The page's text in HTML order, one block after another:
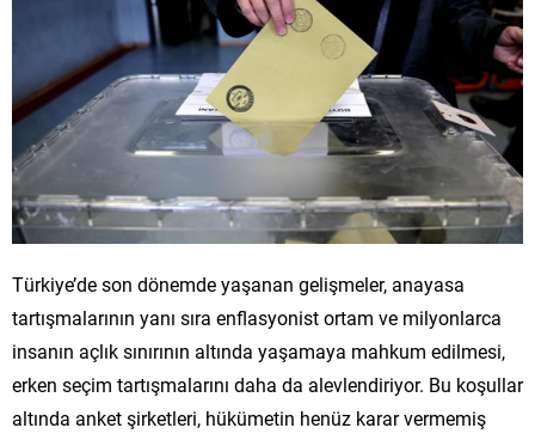
Türkiye’de son dönemde yaşanan gelişmeler, anayasa
tartışmalarının yanı sıra enflasyonist ortam ve milyonlarca
insanın açlık sınırının altında yaşamaya mahkum edilmesi,
erken seçim tartışmalarını daha da alevlendiriyor. Bu koşullar
altında anket şirketleri, hükümetin henüz karar vermemiş